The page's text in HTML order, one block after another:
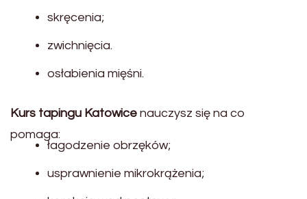
skręcenia;
zwichnięcia.
osłabienia mięśni.
Kurs tapingu Katowice nauczysz się na co
pomaga:
łagodzenie obrzęków;
usprawnienie mikrokrążenia;